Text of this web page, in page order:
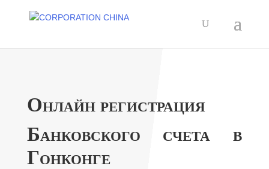
Онлайн регистрация
Банковского счета в
Гонконге